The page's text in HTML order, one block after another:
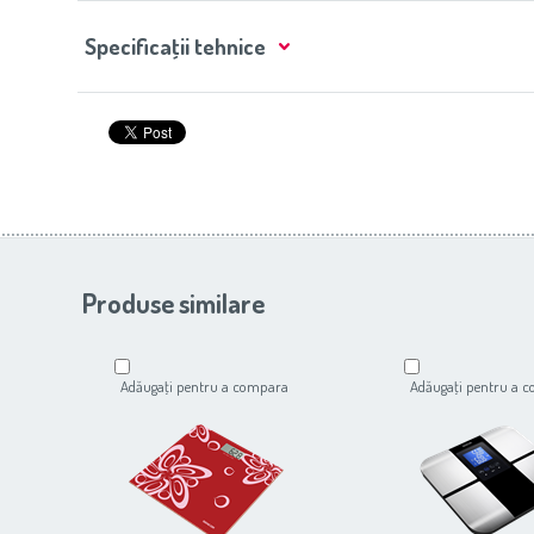
Specificaţii tehnice
Produse similare
Adăugaţi pentru a compara Adăugaţi pentru a